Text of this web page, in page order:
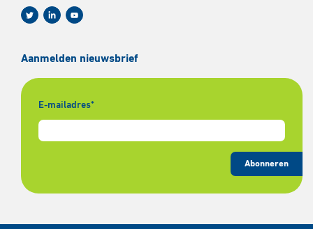
Aanmelden nieuwsbrief
E-mailadres*
Abonneren